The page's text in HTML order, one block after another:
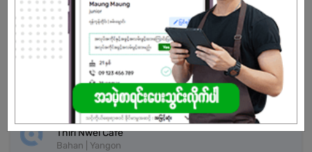
More Similar Jobs
Chef ( Male )
Eco Meal Box
Pazundaung | Yangon
Waiter / Waitress
Thiri Nwel Cafe
Bahan | Yangon